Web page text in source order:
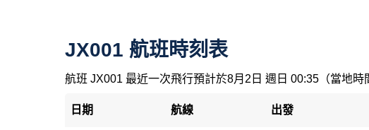
JX001 航班時刻表
航班 JX001 最近一次飛行預計於8月2日 週日 00:35（當地
日期 航線 出發